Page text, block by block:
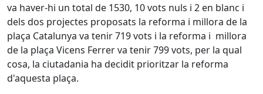
va haver-hi un total de 1530, 10 vots nuls i 2 en blanc i
dels dos projectes proposats la reforma i millora de la
plaça Catalunya va tenir 719 vots i la reforma i millora
de la plaça Vicens Ferrer va tenir 799 vots, per la qual
cosa, la ciutadania ha decidit prioritzar la reforma
d'aquesta plaça.